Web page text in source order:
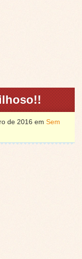
de 2016 em Sem